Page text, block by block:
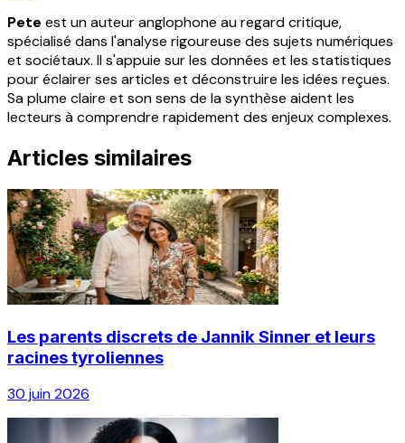
Pete est un auteur anglophone au regard critique,
spécialisé dans l'analyse rigoureuse des sujets numériques
et sociétaux. Il s'appuie sur les données et les statistiques
pour éclairer ses articles et déconstruire les idées reçues.
Sa plume claire et son sens de la synthèse aident les
lecteurs à comprendre rapidement des enjeux complexes.
Articles similaires
Les parents discrets de Jannik Sinner et leurs
racines tyroliennes
30 juin 2026